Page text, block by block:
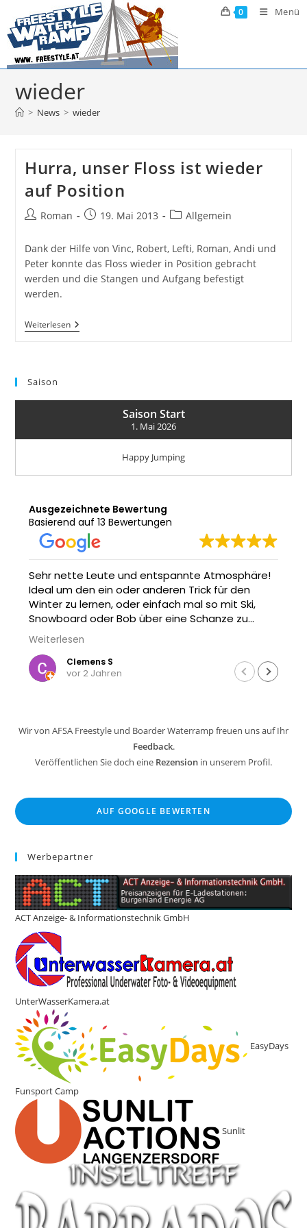
Inhalt
springen
0 Menü
wieder
> News > wieder
Hurra, unser Floss ist wieder
auf Position
Beitrags-
Roman
Beitrag19. Mai 2013
Beitrags-
Allgemein
Dank der Hilfe von Vinc, Robert, Lefti, Roman, Andi und
Peter konnte das Floss wieder in Position gebracht
werden und die Stangen und Aufgang befestigt
werden.
WeiterlesenHurra,
Unser
Saison
Saison Start
1. Mai 2026
Happy Jumping
Ausgezeichnete Bewertung
Basierend auf 13 Bewertungen
Sehr nette Leute und entspannte Atmosphäre!
Ideal um den ein oder anderen Trick für den
Winter zu lernen, oder einfach mal so mit Ski,
Snowboard oder Bob über eine Schanze zu
springen. Und wenn man nicht nass werden will -
einfach aufs Trampolin gehen oder zuschauen :)
Weiterlesen
Clemens S
vor 2 Jahren
Wir von AFSA Freestyle und Boarder Waterramp freuen uns auf Ihr
Feedback.
Veröffentlichen Sie doch eine Rezension in unserem Profil.
AUF GOOGLE BEWERTEN
Werbepartner
ACT Anzeige- & Informationstechnik GmbH
UnterWasserKamera.at
EasyDays
Funsport Camp
Sunlit